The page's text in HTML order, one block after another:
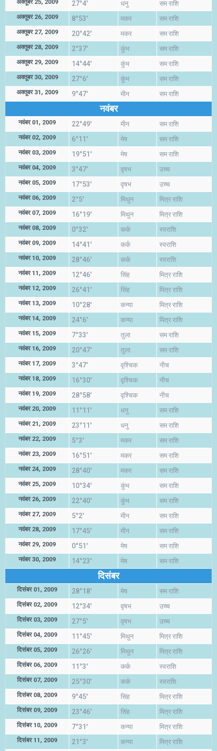
अक्तूबर 25, 2009 27°4' धनु सम राशि
अक्तूबर 26, 2009 8°53' मकर सम राशि
अक्तूबर 27, 2009 20°42' मकर सम राशि
अक्तूबर 28, 2009 2°37' कुंभ सम राशि
अक्तूबर 29, 2009 14°44' कुंभ सम राशि
अक्तूबर 30, 2009 27°6' कुंभ सम राशि
अक्तूबर 31, 2009 9°47' मीन सम राशि
नवंबर
नवंबर 01, 2009 22°49' मीन सम राशि
नवंबर 02, 2009 6°11' मेष सम राशि
नवंबर 03, 2009 19°51' मेष सम राशि
नवंबर 04, 2009 3°47' वृषभ उच्च
नवंबर 05, 2009 17°53' वृषभ उच्च
नवंबर 06, 2009 2°5' मिथुन मित्र राशि
नवंबर 07, 2009 16°19' मिथुन मित्र राशि
नवंबर 08, 2009 0°32' कर्क स्वराशि
नवंबर 09, 2009 14°41' कर्क स्वराशि
नवंबर 10, 2009 28°46' कर्क स्वराशि
नवंबर 11, 2009 12°46' सिंह मित्र राशि
नवंबर 12, 2009 26°41' सिंह मित्र राशि
नवंबर 13, 2009 10°28' कन्या मित्र राशि
नवंबर 14, 2009 24°6' कन्या मित्र राशि
नवंबर 15, 2009 7°33' तुला सम राशि
नवंबर 16, 2009 20°47' तुला सम राशि
नवंबर 17, 2009 3°47' वृश्चिक नीच
नवंबर 18, 2009 16°30' वृश्चिक नीच
नवंबर 19, 2009 28°58' वृश्चिक नीच
नवंबर 20, 2009 11°11' धनु सम राशि
नवंबर 21, 2009 23°11' धनु सम राशि
नवंबर 22, 2009 5°3' मकर सम राशि
नवंबर 23, 2009 16°51' मकर सम राशि
नवंबर 24, 2009 28°40' मकर सम राशि
नवंबर 25, 2009 10°34' कुंभ सम राशि
नवंबर 26, 2009 22°40' कुंभ सम राशि
नवंबर 27, 2009 5°2' मीन सम राशि
नवंबर 28, 2009 17°45' मीन सम राशि
नवंबर 29, 2009 0°51' मेष सम राशि
नवंबर 30, 2009 14°23' मेष सम राशि
दिसंबर
दिसंबर 01, 2009 28°18' मेष सम राशि
दिसंबर 02, 2009 12°34' वृषभ उच्च
दिसंबर 03, 2009 27°5' वृषभ उच्च
दिसंबर 04, 2009 11°45' मिथुन मित्र राशि
दिसंबर 05, 2009 26°26' मिथुन मित्र राशि
दिसंबर 06, 2009 11°3' कर्क स्वराशि
दिसंबर 07, 2009 25°30' कर्क स्वराशि
दिसंबर 08, 2009 9°45' सिंह मित्र राशि
दिसंबर 09, 2009 23°46' सिंह मित्र राशि
दिसंबर 10, 2009 7°31' कन्या मित्र राशि
दिसंबर 11, 2009 21°3' कन्या मित्र राशि